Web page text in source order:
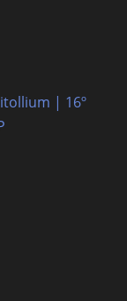
| 16º